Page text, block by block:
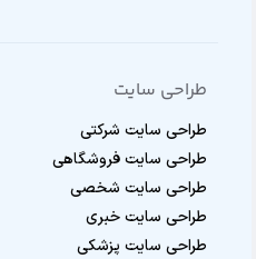
طراحی سایت
طراحی سایت شرکتی
طراحی سایت فروشگاهی
طراحی سایت شخصی
طراحی سایت خبری
طراحی سایت پزشکی